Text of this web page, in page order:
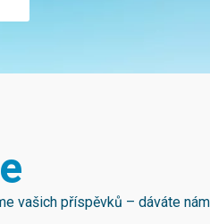
vašich příspěvků – dáváte